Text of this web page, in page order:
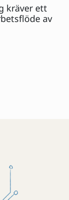
kräver ett
av